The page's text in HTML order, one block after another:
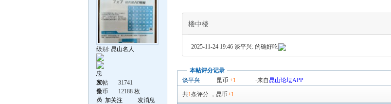
级别: 昆山名人
发帖
31741
昆币
12188 枚
加关注
发消息
楼中楼
2025-11-24 19:46 谈平兴: 的确好吃
本帖评分记录
谈平兴
昆币 +1 -来自 昆山论坛APP
共1条评分 ， 昆币+1